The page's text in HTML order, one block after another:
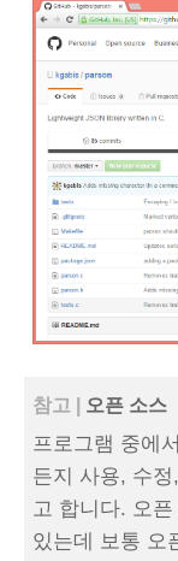
참고 | 오픈 소스
프로그램 중에
든지 사용, 수
고 합니다. 오
있는데 보통 오